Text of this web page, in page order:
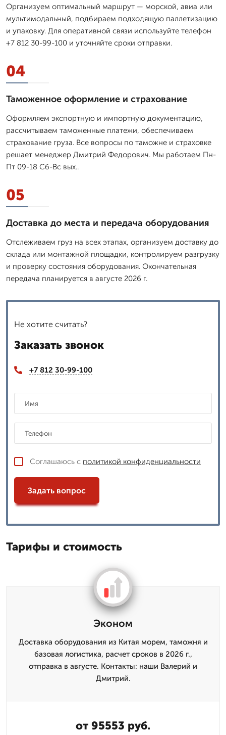
Организуем оптимальный маршрут — морской, авиа или
мультимодальный, подбираем подходящую паллетизацию
и упаковку. Для оперативной связи используйте телефон
+7 812 30-99-100 и уточняйте сроки отправки.
04
Таможенное оформление и страхование
Оформляем экспортную и импортную документацию,
рассчитываем таможенные платежи, обеспечиваем
страхование груза. Все вопросы по таможне и страховке
решает менеджер Дмитpий Федорович. Мы работаем Пн-
Пт 09-18 Сб-Вс вых..
05
Доставка до места и передача оборудования
Отслеживаем груз на всех этапах, организуем доставку до
склада или монтажной площадки, контролируем разгрузку
и проверку состояния оборудования. Окончательная
передача планируется в августе 2026 г.
Не хотите считать?
Заказать звонок
+7 812 30-99-100
Соглашаюсь с политикой конфиденциальности
Задать вопрос
Тарифы и стоимость
Эконом
Доставка оборудования из Китая морем, таможня и
базовая логистика, расчет сроков в 2026 г.,
отправка в августе. Контакты: наши Валерий и
Дмитpий.
от 95553 руб.